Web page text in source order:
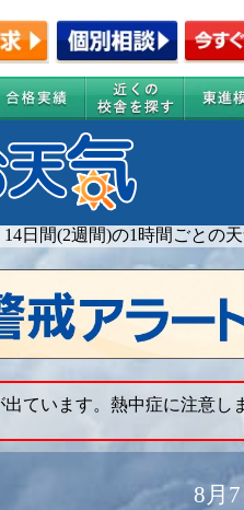
14日間(2週間)の1時間ごとの
ています。熱中症に注意し
8月